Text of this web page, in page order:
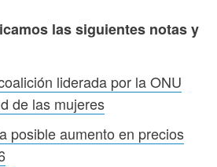
las siguientes notas y
liderada por la ONU
de las mujeres
posible aumento en precios